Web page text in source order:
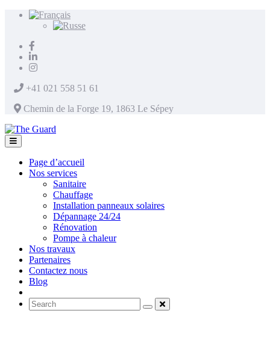
+41 021 558 51 61
Chemin de la Forge 19, 1863 Le Sépey
Page d’accueil
Nos services
Sanitaire
Chauffage
Installation panneaux solaires
Dépannage 24/24
Rénovation
Pompe à chaleur
Nos travaux
Partenaires
Contactez nous
Blog